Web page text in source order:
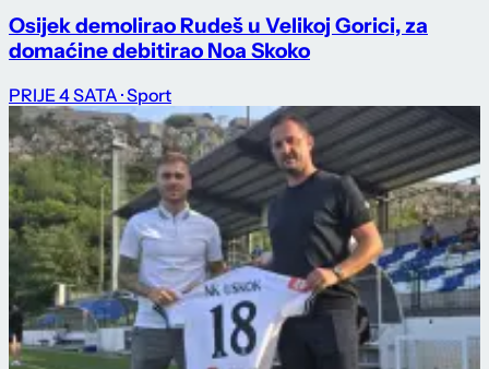
Osijek demolirao Rudeš u Velikoj Gorici, za
domaćine debitirao Noa Skoko
PRIJE 4 SATA · Sport